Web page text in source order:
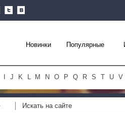
Новинки Популярные
J K L M N O P Q R S T U V